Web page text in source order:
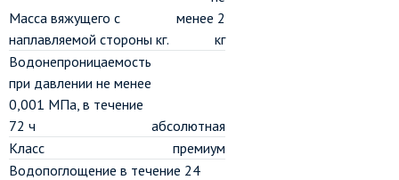
Масса вяжущего с
наплавляемой стороны кг.
менее 2
кг
Водонепроницаемость
при давлении не менее
0,001 МПа, в течение
72 ч
абсолютная
Класс
премиум
Водопоглощение в течение 24